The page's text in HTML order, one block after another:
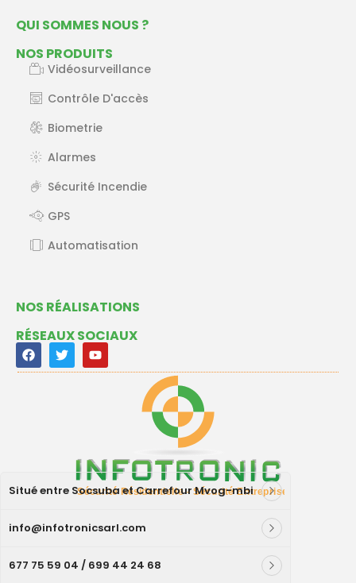
QUI SOMMES NOUS ?
NOS PRODUITS
Vidéosurveillance
Contrôle D'accès
Biometrie
Alarmes
Sécurité Incendie
GPS
Automatisation
NOS RÉALISATIONS
RÉSEAUX SOCIAUX
Situé entre Socsuba et Carrefour Mvog-mbi
info@infotronicsarl.com
677 75 59 04 / 699 44 24 68